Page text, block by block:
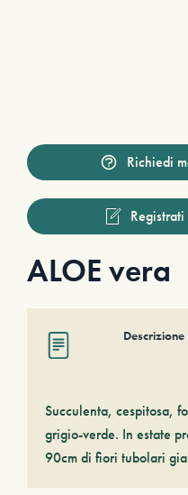
Richiedi
ALOE vera
Descrizione
Succulenta, cespitosa,
grigio-verde. In estate
90cm di fiori tubolari